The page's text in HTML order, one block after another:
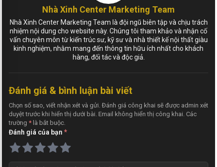
Nhà Xinh Center Marketing Team
Nhà Xinh Center Marketing Team là đội ngũ biên tập và chịu trách
nhiệm nội dung cho website này. Chúng tôi tham khảo và nhận cố
vấn chuyên môn từ kiến trúc sư, kỹ sư và nhà thiết kế nội thất giàu
kinh nghiệm, nhằm mang đến thông tin hữu ích nhất cho khách
hàng, đối tác và độc giả.
Đánh giá & bình luận bài viết
Chọn số sao, viết nhận xét và gửi. Đánh giá công khai sẽ được admin xét
duyệt trước khi hiển thị dưới bài. Email không hiển thị công khai. Các
trường * là bắt buộc.
Đánh giá của bạn *